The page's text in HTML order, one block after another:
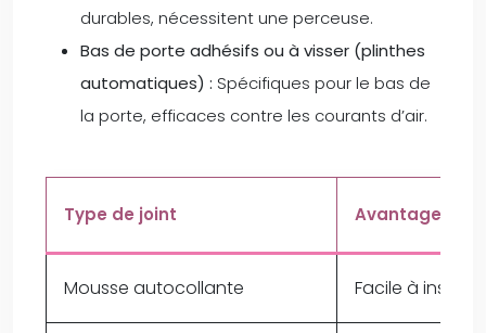
durables, nécessitent une perceuse.
Bas de porte adhésifs ou à visser (plinthes
automatiques) : Spécifiques pour le bas de
la porte, efficaces contre les courants d’air.
Type de joint Avantages
Mousse autocollante Facile à